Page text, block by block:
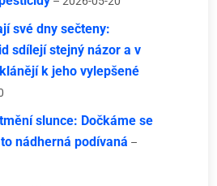
své dny sečteny:
sdílejí stejný názor a v
k jeho vylepšené
slunce: Dočkáme se
nádherná podívaná –